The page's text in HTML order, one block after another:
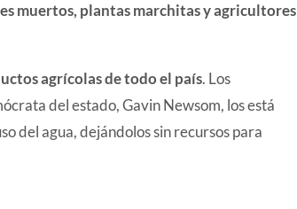
muertos, plantas marchitas y agricultores
agrícolas de todo el país. Los
del estado, Gavin Newsom, los está
del agua, dejándolos sin recursos para